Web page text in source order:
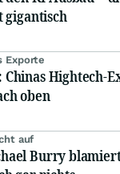
Exporte
Hightech-
oben
auf
Burry